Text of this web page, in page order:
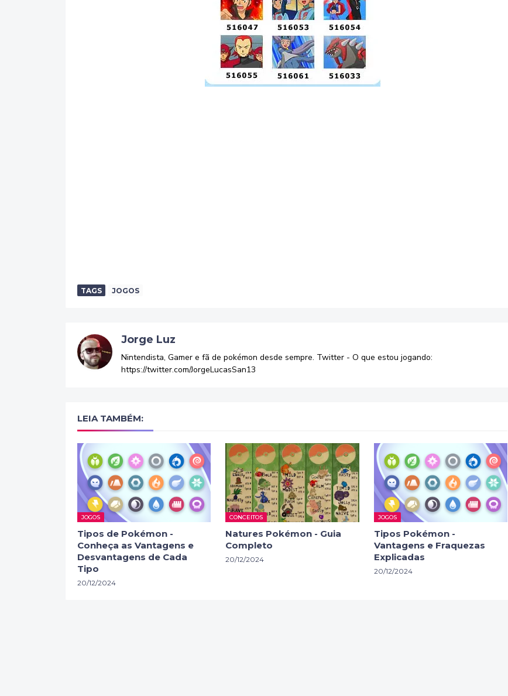
TAGS JOGOS
Jorge Luz
Nintendista, Gamer e fã de pokémon desde sempre. Twitter - O que estou jogando:
https://twitter.com/JorgeLucasSan13
LEIA TAMBÉM:
JOGOS
Tipos de Pokémon -
Conheça as Vantagens e
Desvantagens de Cada
Tipo
20/12/2024
CONCEITOS
Natures Pokémon - Guia
Completo
20/12/2024
JOGOS
Tipos Pokémon -
Vantagens e Fraquezas
Explicadas
20/12/2024